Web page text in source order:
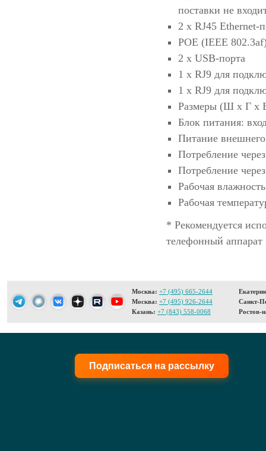
поставки не
2 х RJ45 Ethernet-
POE (IEEE
2 x USB-порта
1 х RJ9 для
1 х RJ9 для
Размеры (Ш х Г х
Блок питания:
Питание
Потребление
Потребление
Рабочая
Рабочая
* Рекомендуется
телефонный аппарат
Москва: +7 (495) 665-2644
Москва: +7 (495) 926-2644
Казань: +7 (843) 558-0068
Санкт-
Ростов-
Подписаться на рассылку